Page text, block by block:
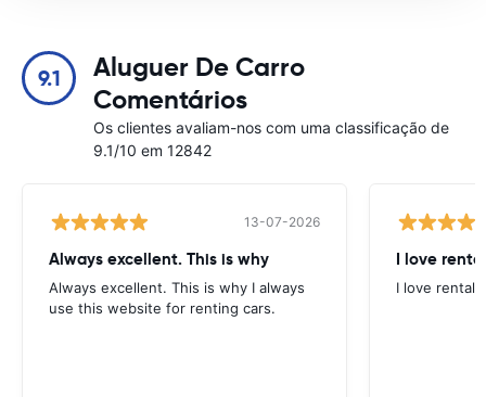
9.1
Aluguer De Carro
Comentários
Os clientes avaliam-nos com uma classificação de
9.1/10 em 12842
13-07-2026
Always excellent. This is why
Always excellent. This is why I always
use this website for renting cars.
I love
I love rental